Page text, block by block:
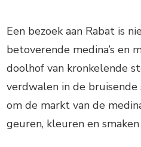
Een bezoek aan Rabat is
betoverende medina’s en
doolhof van kronkelende
verdwalen in de
om de markt van de
geuren, kleuren en